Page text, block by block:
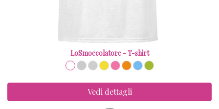
LoSmoccolatore - T-shirt
Vedi dettagli